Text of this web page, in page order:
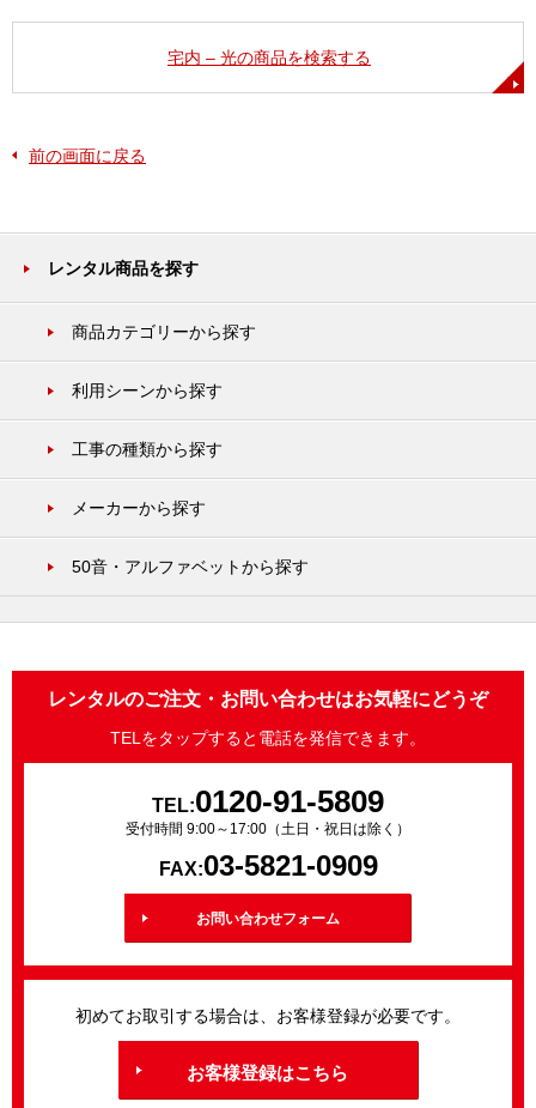
宅内 – 光の商品を検索する
前の画面に戻る
レンタル商品を探す
商品カテゴリーから探す
利用シーンから探す
工事の種類から探す
メーカーから探す
50音・アルファベットから探す
レンタルのご注文・お問い合わせはお気軽にどうぞ
TELをタップすると電話を発信できます。
TEL:0120-91-5809
受付時間 9:00～17:00（土日・祝日は除く）
FAX:03-5821-0909
お問い合わせフォーム
初めてお取引する場合は、お客様登録が必要です。
お客様登録はこちら